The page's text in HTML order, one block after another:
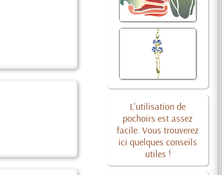
L'utilisation de
pochoirs est assez
facile. Vous trouverez
ici quelques conseils
utiles !